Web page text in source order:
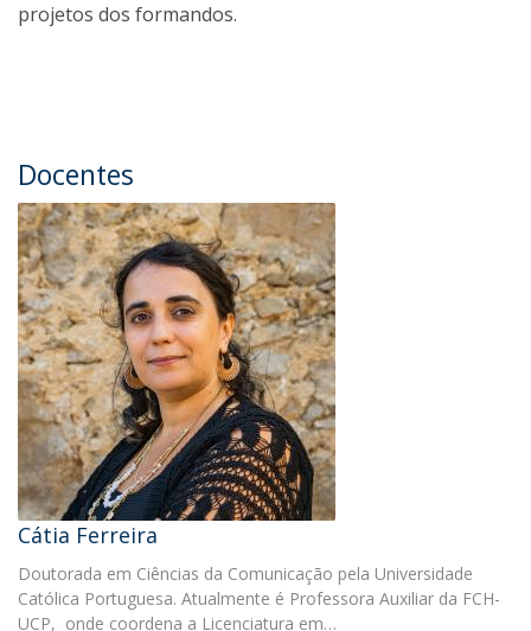
projetos dos formandos.
Docentes
Cátia Ferreira
Doutorada em Ciências da Comunicação pela Universidade
Católica Portuguesa. Atualmente é Professora Auxiliar da FCH-
UCP, onde coordena a Licenciatura em…